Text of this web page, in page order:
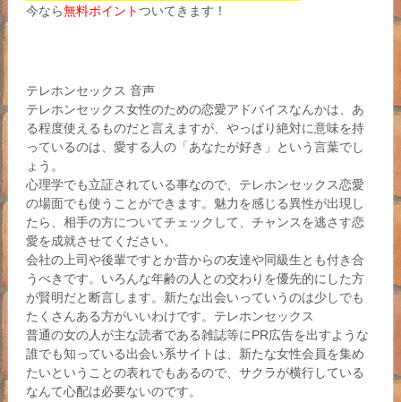
今なら無料ポイントついてきます！
テレホンセックス 音声
テレホンセックス女性のための恋愛アドバイスなんかは、あ
る程度使えるものだと言えますが、やっぱり絶対に意味を持
っているのは、愛する人の「あなたが好き」という言葉でし
ょう。
心理学でも立証されている事なので、テレホンセックス恋愛
の場面でも使うことができます。魅力を感じる異性が出現し
たら、相手の方についてチェックして、チャンスを逃さす恋
愛を成就させてください。
会社の上司や後輩ですとか昔からの友達や同級生とも付き合
うべきです。いろんな年齢の人との交わりを優先的にした方
が賢明だと断言します。新たな出会いっていうのは少しでも
たくさんある方がいいわけです。テレホンセックス
普通の女の人が主な読者である雑誌等にPR広告を出すような
誰でも知っている出会い系サイトは、新たな女性会員を集め
たいということの表れでもあるので、サクラが横行している
なんて心配は必要ないのです。